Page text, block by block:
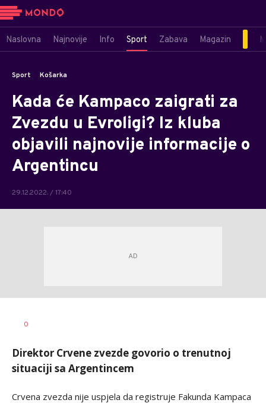
Naslovna Najnovije Info Sport Zabava Magazin
Sport Košarka
Kada će Kampaco zaigrati za
Zvezdu u Evroligi? Iz kluba
objavili najnovije informacije o
Argentincu
29.12.2022. / 17:40
AUTOR
0
Direktor Crvene zvezde govorio o trenutnoj
situaciji sa Argentincem
Crvena zvezda nije uspjela da registruje Fakunda Kampaca